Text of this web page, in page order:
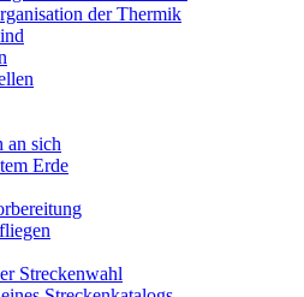
der Thermik
an sich
Erde
Streckenwahl